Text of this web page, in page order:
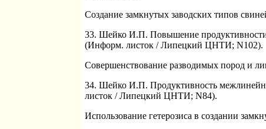
Создание замкнутых заводских типов
33. Шейко И.П. Повышение
(Информ. листок / Липецкий ЦНТИ; N102).
Совершенствование разводимых пород и
34. Шейко И.П. Продуктивность
листок / Липецкий ЦНТИ; N84).
Использование гетерозиса в создании